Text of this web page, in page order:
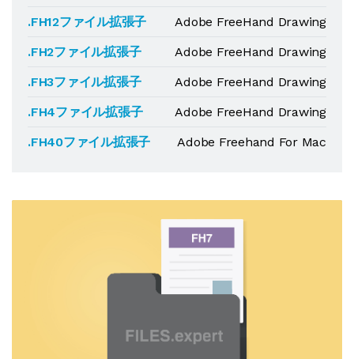
.FH12ファイル拡張子
Adobe FreeHand Drawing
.FH2ファイル拡張子
Adobe FreeHand Drawing
.FH3ファイル拡張子
Adobe FreeHand Drawing
.FH4ファイル拡張子
Adobe FreeHand Drawing
.FH40ファイル拡張子
Adobe Freehand For Mac